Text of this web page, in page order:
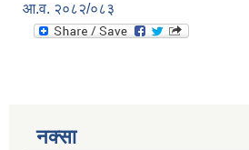
आ.व. २०८२/०८३
नक्सा